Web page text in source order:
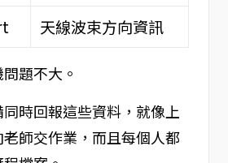
天線波束方向資訊
題不大。
時回報這些資料，就像上
師交作業，而且每個人都